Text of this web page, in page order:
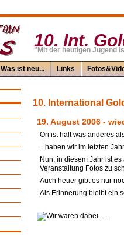
10. Int.
"Mit der heutigen Jugend
Was ist neu... Links
10. International
19. August 2006 -
Ori ist halt was anderes
...haben wir im letzten
Nun, in diesem Jahr ist
Veranstaltung Fotos zu
Auch heuer gibt es nur
Als Erinnerung bleibt ein